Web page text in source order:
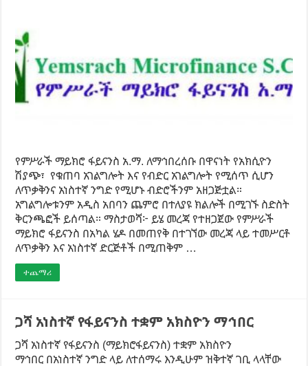
የምሥራች ማይክሮ ፋይናንስ አ.ማ. ለማኅበረሰቡ በዋናነት የአክሲዮን
ሽያጭ፣ የቁጠባ አገልግሎት እና የብድር አገልግሎት የሚሰጥ ሲሆን
ለጥቃቅንና አነስተኛ ንግድ የሚሆኑ ብድሮችንም አዘጋጅቷል።
አግልግሎቱንም አዲስ አበባን ጨምሮ በተለያዩ ክልሎች በሚገኙ ስድስት
ቅርንጫፎች ይሰጣል። ማስታወሻ፦ ይሄ መረጃ የተዘጋጀው የምሥራች
ማይክሮ ፋይናንስ በአካል ሄዶ በመጠየቅ በተገኘው መረጃ ላይ ተመሥርቶ
ለጥቃቅን እና አነስተኛ ድርጅቶች በሚጠቅም …
ተጨማሪ
ጋሻ አነስተኛ የፋይናንስ ተቋም አክስዮን ማኅበር
ጋሻ አነስተኛ የፋይናንስ (ማይክሮፋይናንስ) ተቋም አክስዮን
ማኅበር በአነስተኛ ንግድ ላይ ለተሰማሩ እንዲሁም ዝቅተኛ ገቢ ላላቸው